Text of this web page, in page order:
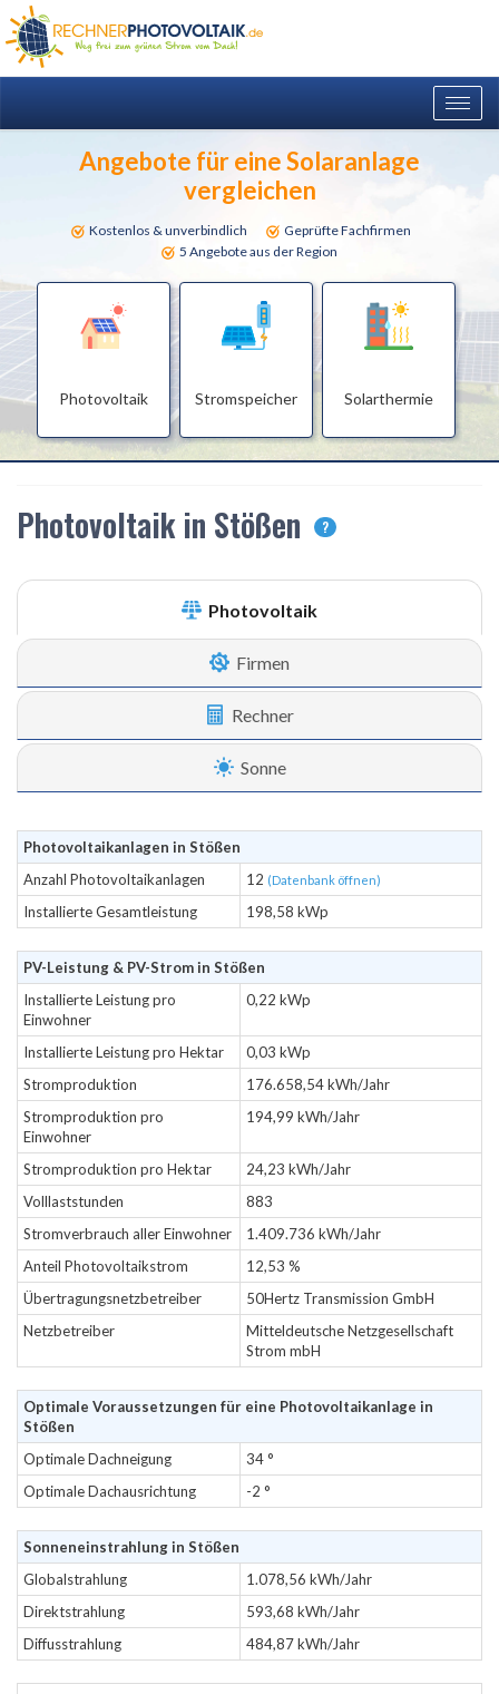
Angebote für eine Solaranlage
vergleichen
Kostenlos & unverbindlich
Geprüfte Fachfirmen
5 Angebote aus der Region
Photovoltaik Stromspeicher Solarthermie
Photovoltaik in Stößen ?
Photovoltaik
Firmen
Rechner
Sonne
Photovoltaikanlagen in Stößen
Anzahl Photovoltaikanlagen
12 (Datenbank öffnen)
Installierte Gesamtleistung 198,58 kWp
PV-Leistung & PV-Strom in Stößen
Installierte Leistung pro
Einwohner
0,22 kWp
Installierte Leistung pro Hektar
0,03 kWp
Stromproduktion
176.658,54 kWh/Jahr
Stromproduktion pro
Einwohner
194,99 kWh/Jahr
Stromproduktion pro Hektar
24,23 kWh/Jahr
Volllaststunden
883
Stromverbrauch aller Einwohner
1.409.736 kWh/Jahr
Anteil Photovoltaikstrom
12,53 %
Übertragungsnetzbetreiber
50Hertz Transmission GmbH
Netzbetreiber
Mitteldeutsche Netzgesellschaft
Strom mbH
Optimale Voraussetzungen für eine Photovoltaikanlage in
Stößen
Optimale Dachneigung
34 °
Optimale Dachausrichtung
-2 °
Sonneneinstrahlung in Stößen
Globalstrahlung
1.078,56 kWh/Jahr
Direktstrahlung
593,68 kWh/Jahr
Diffusstrahlung
484,87 kWh/Jahr